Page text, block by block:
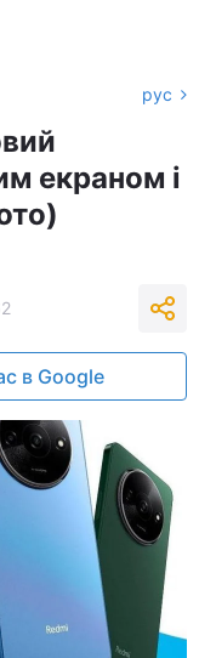
рус
екраном і
в Google